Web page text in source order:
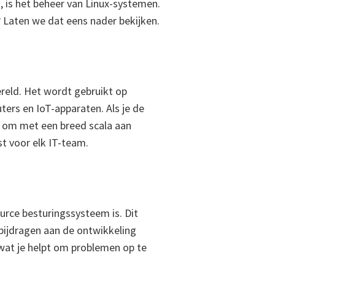
het beheer van Linux-systemen.
we dat eens nader bekijken.
Het wordt gebruikt op
en IoT-apparaten. Als je de
met een breed scala aan
voor elk IT-team.
besturingssysteem is. Dit
aan de ontwikkeling
je helpt om problemen op te